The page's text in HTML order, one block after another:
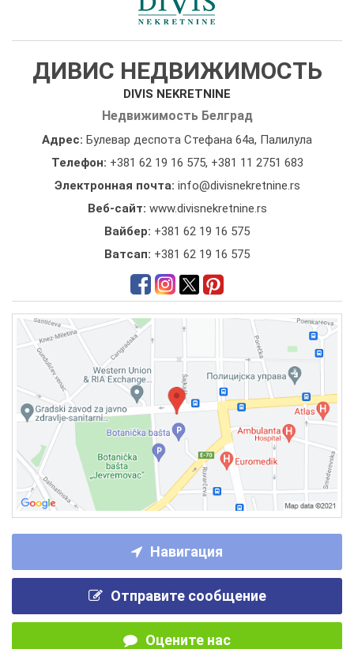
ДИВИС НЕДВИЖИМОСТЬ
DIVIS NEKRETNINE
Недвижимость Белград
Адрес: Булевар деспота Стефана 64а, Палилула
Телефон: +381 62 19 16 575, +381 11 2751 683
Электронная почта: info@divisnekretnine.rs
Веб-сайт: www.divisnekretnine.rs
Вайбер: +381 62 19 16 575
Ватсап: +381 62 19 16 575
Навигация
Отправите сообщение
Оцените нас